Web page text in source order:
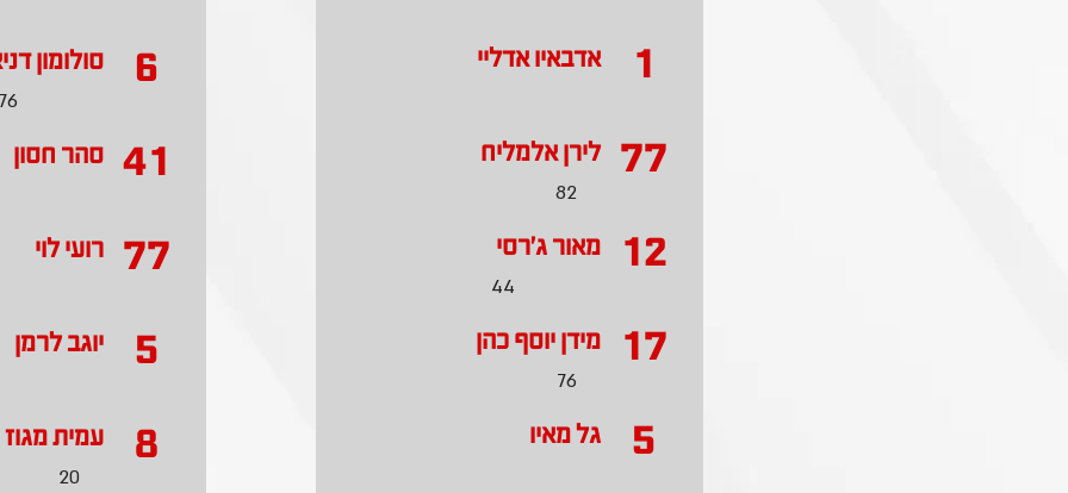
סולומון 6
סהר חסון 41
רועי לוי 77
יוגב לרמן 5
עמית מגוז
20
8
אדבאיו אדליי 1
לירן אלמליח
82
77
מאור ג'רסי
44
12
מידן יוסף כהן
76
17
גל מאיו 5